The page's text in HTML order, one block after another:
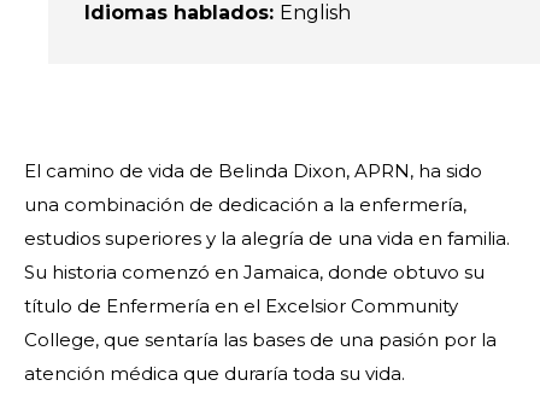
Idiomas hablados: English
El camino de vida de Belinda Dixon, APRN, ha sido
una combinación de dedicación a la enfermería,
estudios superiores y la alegría de una vida en familia.
Su historia comenzó en Jamaica, donde obtuvo su
título de Enfermería en el Excelsior Community
College, que sentaría las bases de una pasión por la
atención médica que duraría toda su vida.